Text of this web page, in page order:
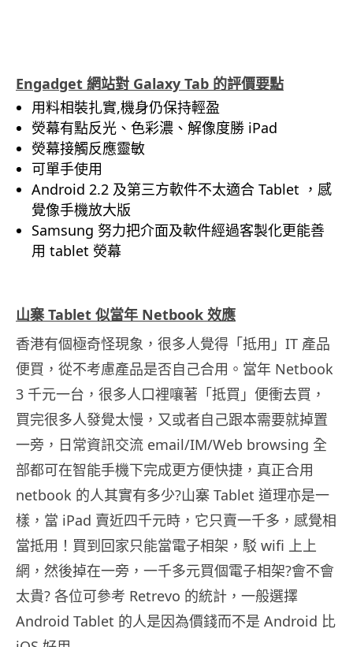
Engadget 網站對 Galaxy Tab 的評價要點
用料相裝扎實,機身仍保持輕盈
熒幕有點反光、色彩濃、解像度勝 iPad
熒幕接觸反應靈敏
可單手使用
Android 2.2 及第三方軟件不太適合 Tablet ，感
覺像手機放大版
Samsung 努力把介面及軟件經過客製化更能善
用 tablet 熒幕
山寨 Tablet 似當年 Netbook 效應
香港有個極奇怪現象，很多人覺得「抵用」IT 產品
便買，從不考慮產品是否自己合用。當年 Netbook
3 千元一台，很多人口裡嚷著「抵買」便衝去買，
買完很多人發覺太慢，又或者自己跟本需要就掉置
一旁，日常資訊交流 email/IM/Web browsing 全
部都可在智能手機下完成更方便快捷，真正合用
netbook 的人其實有多少?山寨 Tablet 道理亦是一
樣，當 iPad 賣近四千元時，它只賣一千多，感覺相
當抵用！買到回家只能當電子相架，駁 wifi 上上
網，然後掉在一旁，一千多元買個電子相架?會不會
太貴? 各位可參考 Retrevo 的統計，一般選擇
Android Tablet 的人是因為價錢而不是 Android 比